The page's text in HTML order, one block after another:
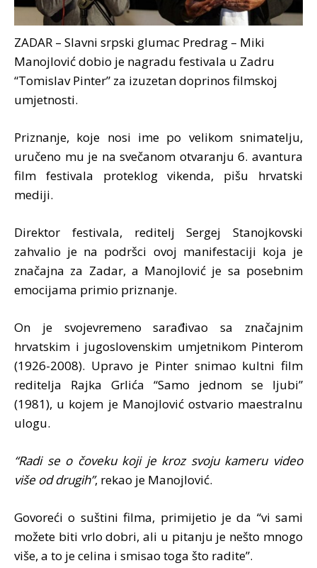
ZADAR – Slavni srpski glumac Predrag – Miki
Manojlović dobio je nagradu festivala u Zadru
“Tomislav Pinter” za izuzetan doprinos filmskoj
umjetnosti.
Priznanje, koje nosi ime po velikom snimatelju,
uručeno mu je na svečanom otvaranju 6. avantura
film festivala proteklog vikenda, pišu hrvatski
mediji.
Direktor festivala, reditelj Sergej Stanojkovski
zahvalio je na podršci ovoj manifestaciji koja je
značajna za Zadar, a Manojlović je sa posebnim
emocijama primio priznanje.
On je svojevremeno sarađivao sa značajnim
hrvatskim i jugoslovenskim umjetnikom Pinterom
(1926-2008). Upravo je Pinter snimao kultni film
reditelja Rajka Grlića “Samo jednom se ljubi”
(1981), u kojem je Manojlović ostvario maestralnu
ulogu.
“Radi se o čoveku koji je kroz svoju kameru video
više od drugih”, rekao je Manojlović.
Govoreći o suštini filma, primijetio je da “vi sami
možete biti vrlo dobri, ali u pitanju je nešto mnogo
više, a to je celina i smisao toga što radite”.